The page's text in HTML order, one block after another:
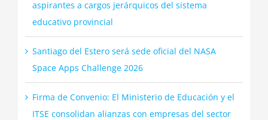
aspirantes a cargos jerárquicos del sistema
educativo provincial
Santiago del Estero será sede oficial del NASA
Space Apps Challenge 2026
Firma de Convenio: El Ministerio de Educación y el
ITSE consolidan alianzas con empresas del sector